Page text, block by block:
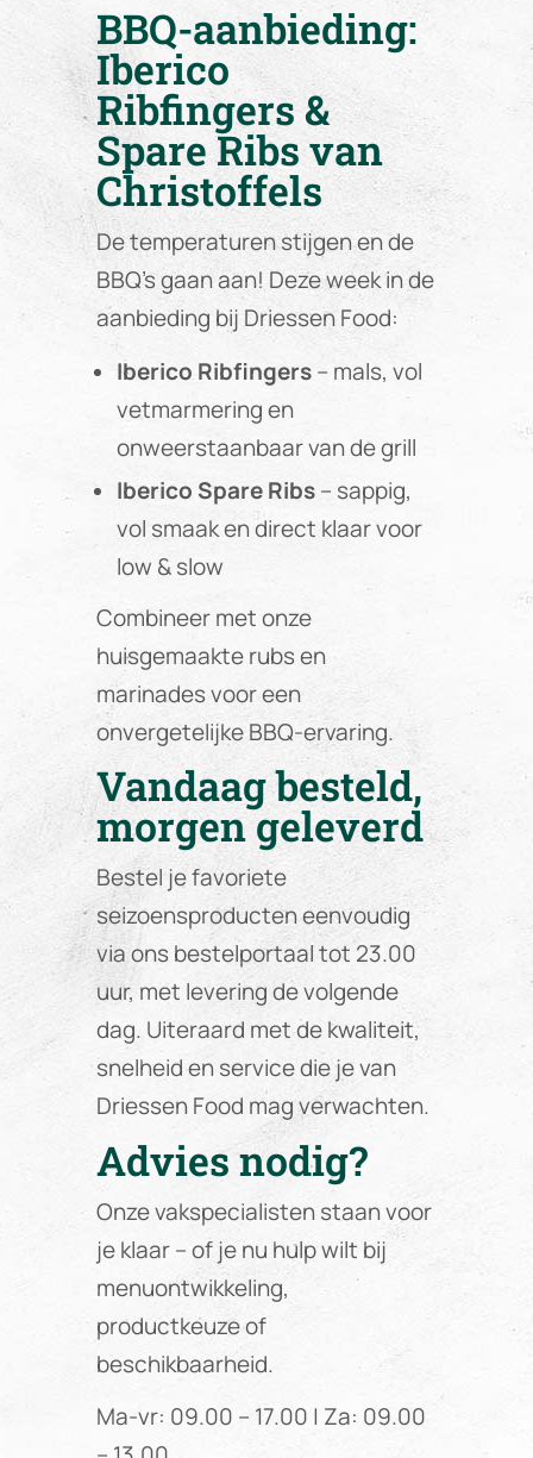
BBQ-aanbieding:
Iberico
Ribfingers &
Spare Ribs van
Christoffels
De temperaturen stijgen en de
BBQ’s gaan aan! Deze week in de
aanbieding bij Driessen Food:
Iberico Ribfingers– mals, vol
vetmarmering en
onweerstaanbaar van de grill
Iberico Spare Ribs– sappig,
vol smaak en direct klaar voor
low & slow
Combineer met onze
huisgemaakte rubs en
marinades voor een
onvergetelijke BBQ-ervaring.
Vandaag besteld,
morgen geleverd
Bestel je favoriete
seizoensproducten eenvoudig
via ons bestelportaal tot 23.00
uur, met levering de volgende
dag. Uiteraard met de kwaliteit,
snelheid en service die je van
Driessen Food mag verwachten.
Advies nodig?
Onze vakspecialisten staan voor
je klaar – of je nu hulp wilt bij
menuontwikkeling,
productkeuze of
beschikbaarheid.
Ma-vr: 09.00 – 17.00 | Za: 09.00